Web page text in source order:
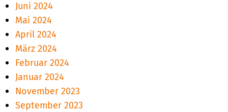
Juni 2024
Mai 2024
April 2024
März 2024
Februar 2024
Januar 2024
November 2023
September 2023